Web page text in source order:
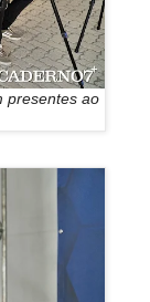
presentes ao